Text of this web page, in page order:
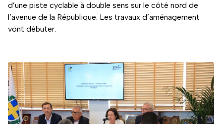
d’une piste cyclable à double sens sur le côté nord de
l’avenue de la République. Les travaux d’aménagement
vont débuter.